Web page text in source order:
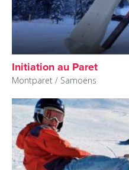
Initiation au Paret
Montparet / Samoëns